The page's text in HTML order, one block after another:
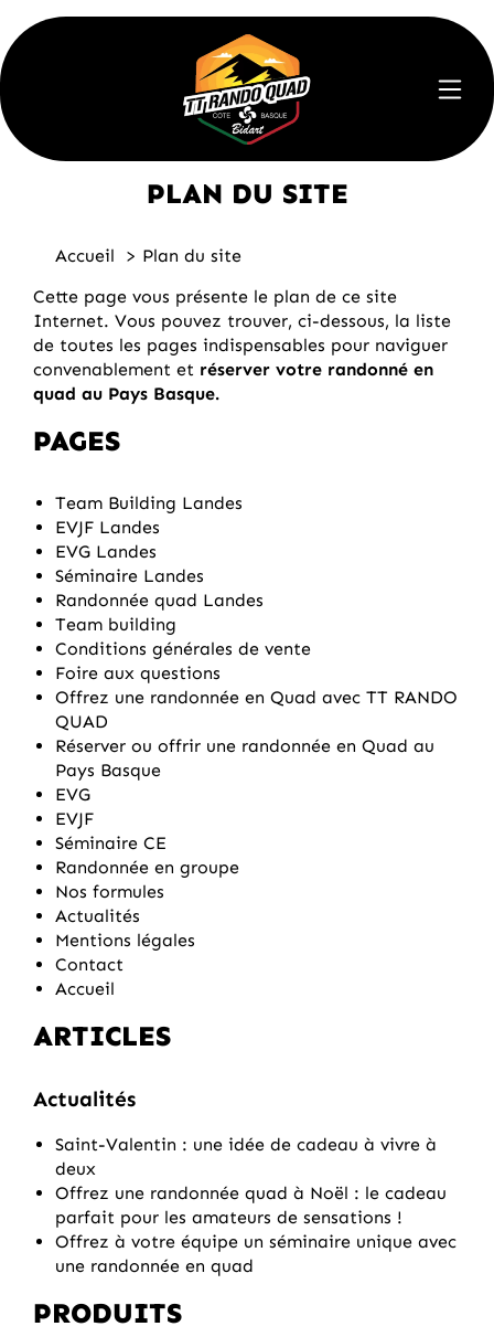
PLAN DU SITE
Accueil
Plan du site
Cette page vous présente le plan de ce site
Internet. Vous pouvez trouver, ci-dessous, la liste
de toutes les pages indispensables pour naviguer
convenablement et réserver votre randonné en
quad au Pays Basque.
PAGES
Team Building Landes
EVJF Landes
EVG Landes
Séminaire Landes
Randonnée quad Landes
Team building
Conditions générales de vente
Foire aux questions
Offrez une randonnée en Quad avec TT RANDO
QUAD
Réserver ou offrir une randonnée en Quad au
Pays Basque
EVG
EVJF
Séminaire CE
Randonnée en groupe
Nos formules
Actualités
Mentions légales
Contact
Accueil
ARTICLES
Actualités
Saint-Valentin : une idée de cadeau à vivre à
deux
Offrez une randonnée quad à Noël : le cadeau
parfait pour les amateurs de sensations !
Offrez à votre équipe un séminaire unique avec
une randonnée en quad
PRODUITS